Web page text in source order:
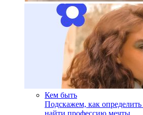
Кем быть
Подскажем, как
найти профессию мечты